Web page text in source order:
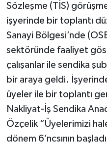
Sözleşme (TİS)
işyerinde bir toplantı
Sanayi Bölgesi’nde
sektöründe faaliyet
çalışanlar ile sendika
bir araya geldi.
üyeler ile bir toplantı
Nakliyat-İş Sendika
Özçelik “Üyelerimizi
dönem 6’ncsının
Yurttan